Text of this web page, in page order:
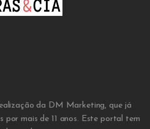
da DM Marketing, que já
por mais de 11 anos. Este portal tem